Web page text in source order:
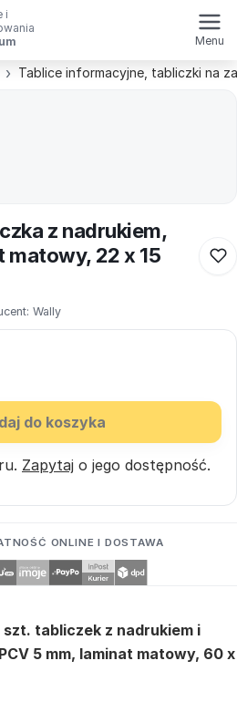
i
Menu
Tablice informacyjne, tabliczki na
z nadrukiem,
matowy, 22 x 15
Wally
do koszyka
Zapytaj o jego dostępność.
ONLINE I DOSTAWA
tabliczek z nadrukiem i
5 mm, laminat matowy, 60 x